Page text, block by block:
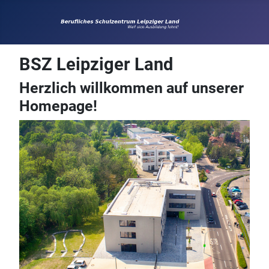
BSZ Leipziger Land
Herzlich willkommen auf unserer
Homepage!